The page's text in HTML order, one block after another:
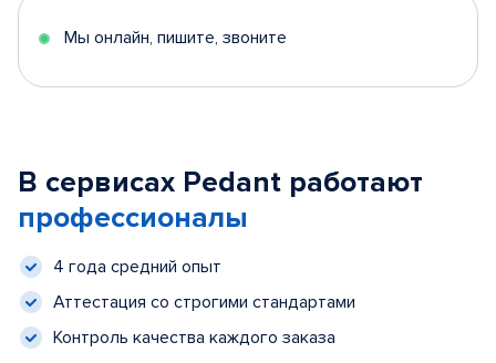
Мы онлайн, пишите, звоните
В сервисах Pedant работают
профессионалы
4 года средний опыт
Аттестация со строгими стандартами
Контроль качества каждого заказа